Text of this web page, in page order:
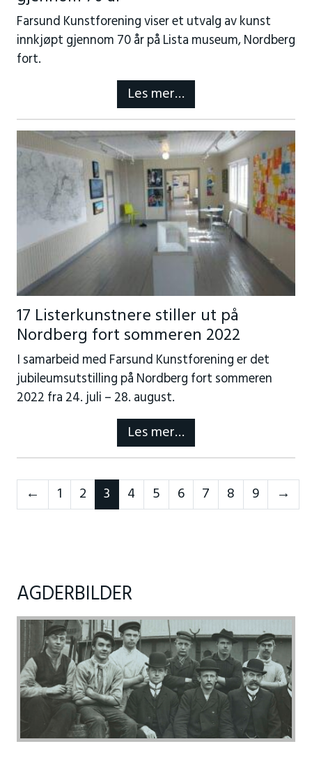
Farsund Kunstforening viser et utvalg av kunst
innkjøpt gjennom 70 år på Lista museum, Nordberg
fort.
Les mer…
17 Listerkunstnere stiller ut på
Nordberg fort sommeren 2022
I samarbeid med Farsund Kunstforening er det
jubileumsutstilling på Nordberg fort sommeren
2022 fra 24. juli – 28. august.
Les mer…
← Neste
1 2 3 4 5 6 7 8 9 →
AGDERBILDER